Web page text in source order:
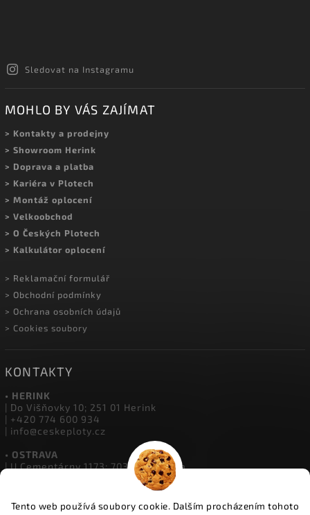
Tento web používá soubory cookie. Dalším procházením tohoto
Sledovat na Instagramu
MOHLO BY VÁS ZAJÍMAT
> Kontakty a prodejny
> Showroom Herink
> Doprava a platba
> Montáž oplocení
> Velkoobchod
> O Českých Plotech
> Kalkulátor oplocení
> Obchodní podmínky
> Ochrana osobních údajů
> Cookies soubory
KONTAKTY
| Do Višňovky 10; 251 01 Herink
| +420 774 600 934
| info@ceskeploty.cz